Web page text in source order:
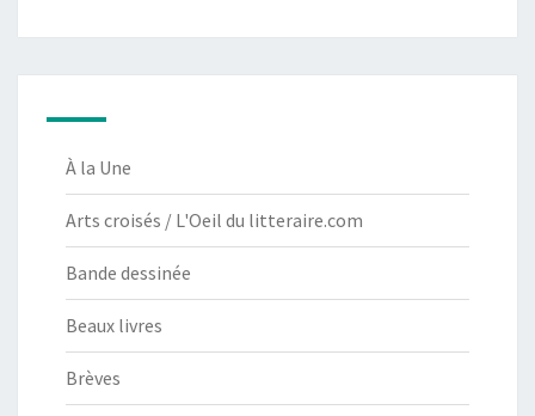
À la Une
Arts croisés / L'Oeil du litteraire.com
Bande dessinée
Beaux livres
Brèves